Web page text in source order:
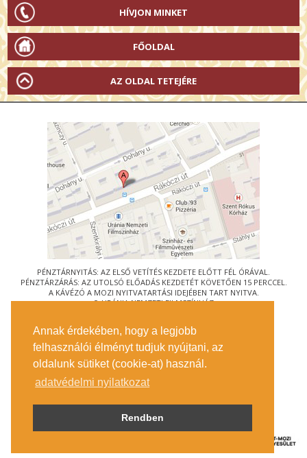
Annak érdekében, hogy a legjobb
felhasználói élményt tudjuk nyújtani, az
oldalunk sütiket (cookie-at) használ.
adatvédelmi nyilatkozat
Rendben
HÍVJON MINKET
FŐOLDAL
AZ OLDAL TETEJÉRE
PÉNZTÁRNYITÁS: AZ ELSŐ VETÍTÉS KEZDETE ELŐTT FÉL ÓRÁVAL.
PÉNZTÁRZÁRÁS: AZ UTOLSÓ ELŐADÁS KEZDETÉT KÖVETŐEN 15 PERCCEL.
A KÁVÉZÓ A MOZI NYITVATARTÁSI IDEJÉBEN TART NYITVA.
© URÁNIA NEMZETI FILMSZÍNHÁZ
1088 BUDAPEST, RÁKÓCZI ÚT 21.
MEGKÖZELÍTÉS
JEGYINFORMÁCIÓ
ÍRJON NEKÜNK!
KÖZÉRDEKŰ ADATOK